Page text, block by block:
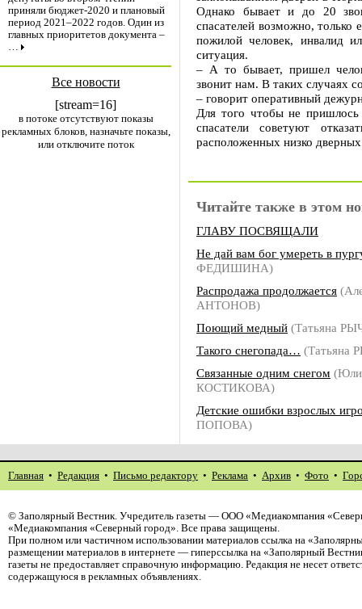
приняли бюджет-2020 и плановый
период 2021–2022 годов. Один из
главных приоритетов документа –
…
Все новости
[stream=16]
в потоке отсутствуют показы
рекламных блоков, назначьте показы,
или отключите поток
Однако бывает и до 20
спасателей возможно, только
пожилой человек, инвалид
ситуация.
– А то бывает, пришел
звонит нам. В таких случаях
– говорит оперативный
Для того чтобы не пришлось
спасатели советуют
расположенных низко
Читайте также в этом
ГЛАВУ ПОСВЯЩАЛИ
Не дай вам бог умереть в
ФЕДИШИНА)
Распродажа продолжается
АНТОНОВ)
Поющий медный (Татьяна
Такого снегопада… (Татьяна
Связанные одним снегом
КОСТИКОВА)
Детские ошибки взрослых
ПОПОВА)
Главная • Редакция • Письмо редактору • Реклама • Архив • Фото •
© Заполярный Вестник. Учредитель газеты — ООО «Медиакомпания
«Медиакомпания «Северный город». Все права защищены.
При полном или частичном использовании материалов ссылка на
размещении материалов в интернете — гиперссылка на «Заполярный
газеты не предоставляет справочную информацию. Редакция не несет
содержащуюся в рекламных объявлениях.